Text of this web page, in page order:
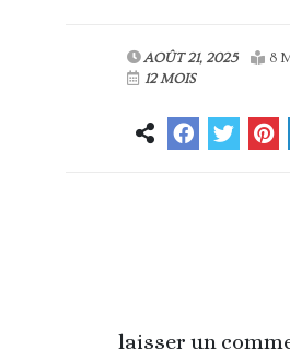
AOÛT 21, 2025
8
12 MOIS
laisser un